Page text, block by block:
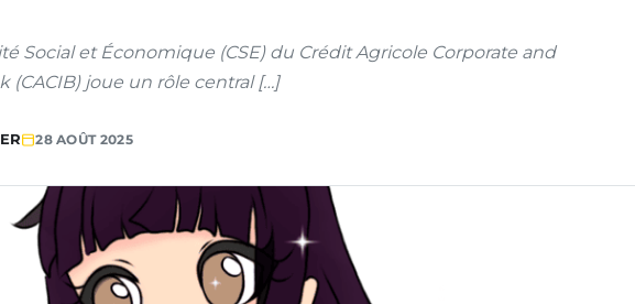
Social et Économique (CSE) du Crédit Agricole Corporate and
(CACIB) joue un rôle central […]
28 AOÛT 2025